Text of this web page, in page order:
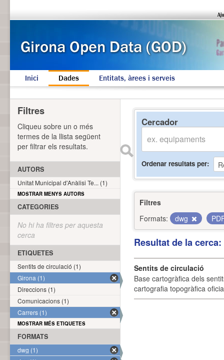
Inici Dades Entitats, àrees i serveis
Cercador
Ordenar resultats per
Filtres
Formats:
dwg
Resultat de la
Sentits de circulació
Base cartogràfica dels
cartografia topogràfica
Filtres
Cliqueu sobre un o més
termes de la llista següent
per filtrar els resultats.
AUTORS
Unitat Municipal d'Anàlisi Te... (1)
MOSTRAR MENYS AUTORS
CATEGORIES
No hi ha filtres per aquesta
cerca
ETIQUETES
Sentits de circulació (1)
Girona (1)
Direccions (1)
Comunicacions (1)
Carrers (1)
MOSTRAR MÉS ETIQUETES
FORMATS
dwg (1)